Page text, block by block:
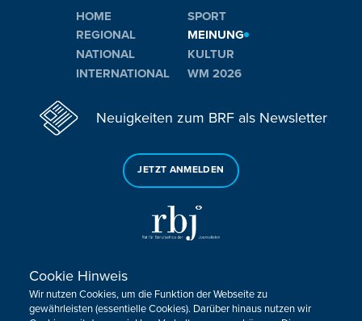
HOME
REGIONAL
NATIONAL
INTERNATIONAL
SPORT
MEINUNG
KULTUR
WM 2026
Neuigkeiten zum BRF als Newsletter
JETZT ANMELDEN
Sie haben noch Fragen oder Anmerkungen?
KONTAKTIEREN SIE UNS!
Cookie Hinweis
Wir nutzen Cookies, um die Funktion der Webseite zu
gewährleisten (essentielle Cookies). Darüber hinaus nutzen wir